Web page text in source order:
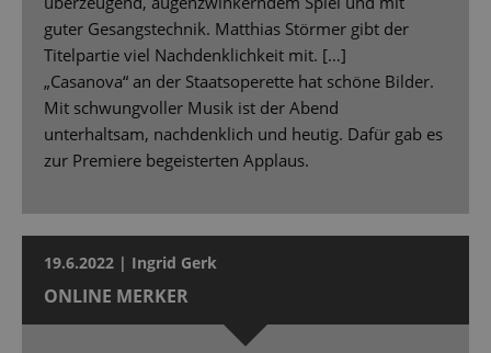
guter Gesangstechnik. Matthias Störmer gibt der
Titelpartie viel Nachdenklichkeit mit. […]
„Casanova“ an der Staatsoperette hat schöne Bilder.
Mit schwungvoller Musik ist der Abend
unterhaltsam, nachdenklich und heutig. Dafür gab es
zur Premiere begeisterten Applaus.
19.6.2022 | Ingrid Gerk
ONLINE MERKER